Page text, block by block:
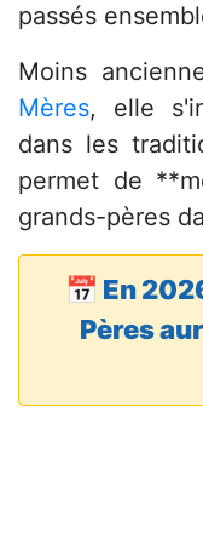
passés
Moins
Mères, elle
dans les
permet de
grands-pères
📅 En
Pères